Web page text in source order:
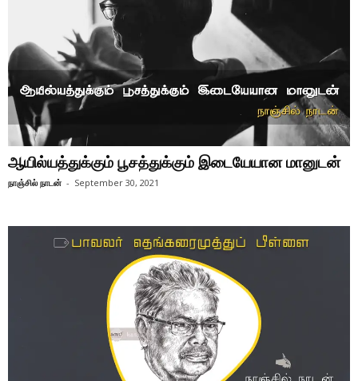
ஆயில்யத்துக்கும் பூசத்துக்கும் இடையேயான மானுடன்
நாஞ்சில் நாடன் - September 30, 2021